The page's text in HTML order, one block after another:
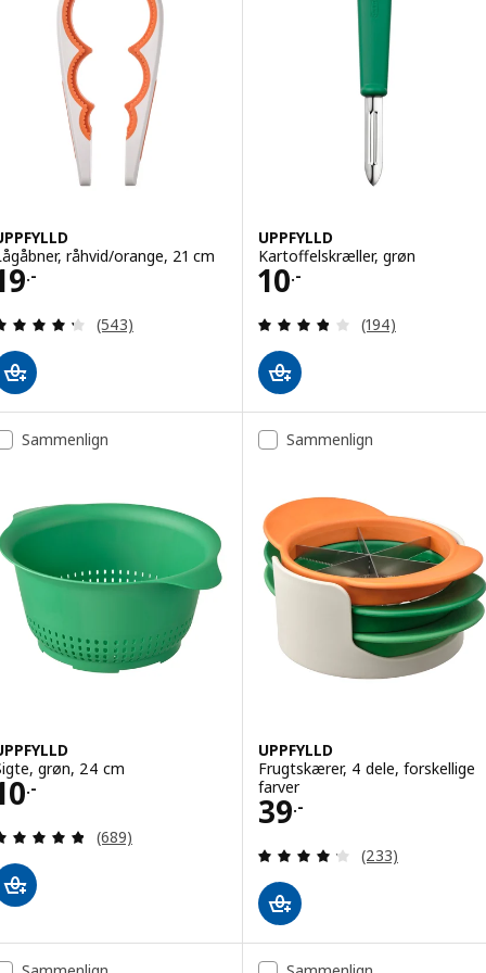
råhvid/orange, 21 cm
.- 19.-
Anmeld: 4.3 ud af 5 Stjerner. Anmeldelser i alt:
(543)
UPPFYLLD
Kartoffelskræller, grøn
10.-
Pris 10.-
Anmeld: 3.8 ud
(194)
Sammenlign
grøn, 24 cm
.- 10.-
Anmeld: 4.8 ud af 5 Stjerner. Anmeldelser i alt:
(689)
Sammenlign
UPPFYLLD
Frugtskærer, 4 dele, forskellige
farver
39.-
Pris 39.-
Anmeld: 4.2 ud
(233)